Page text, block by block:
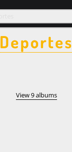
Deportes
View 9 albums